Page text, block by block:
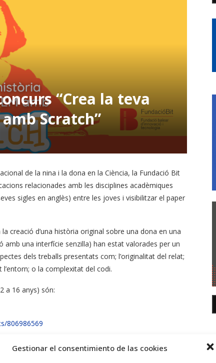
Gestionar el consentimiento de las cookies
“Crea la teva
Scratch”
de la nina i la dona en la Ciència, la Fundació Bit
relacionades amb les disciplines acadèmiques
sigles en anglès) entre les joves i visibilitzar el paper
creació d’una història original sobre una dona en una
amb una interfície senzilla) han estat valorades per un
dels treballs presentats com; l’originalitat del relat;
o la complexitat del codi.
a 16 anys) són:
806986569
806986062